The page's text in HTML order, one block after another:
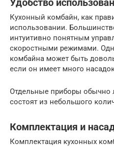
Удобство
Кухонный комбайн, как
использовании.
интуитивно понятным
скоростными режимами.
комбайна может быть
если он имеет много
Отдельные приборы обычно
состоят из небольшого
Комплектация и
Комплектация кухонных